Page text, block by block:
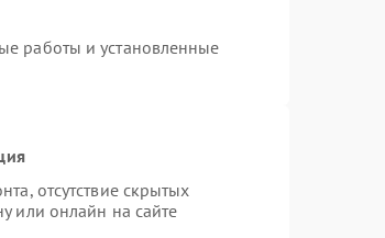
работы и установленные
отсутствие скрытых
или онлайн на сайте